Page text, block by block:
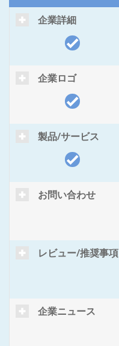
企業詳細
企業ロゴ
製品/サービス
お問い合わせ
レビュー/推奨事項
企業ニュース